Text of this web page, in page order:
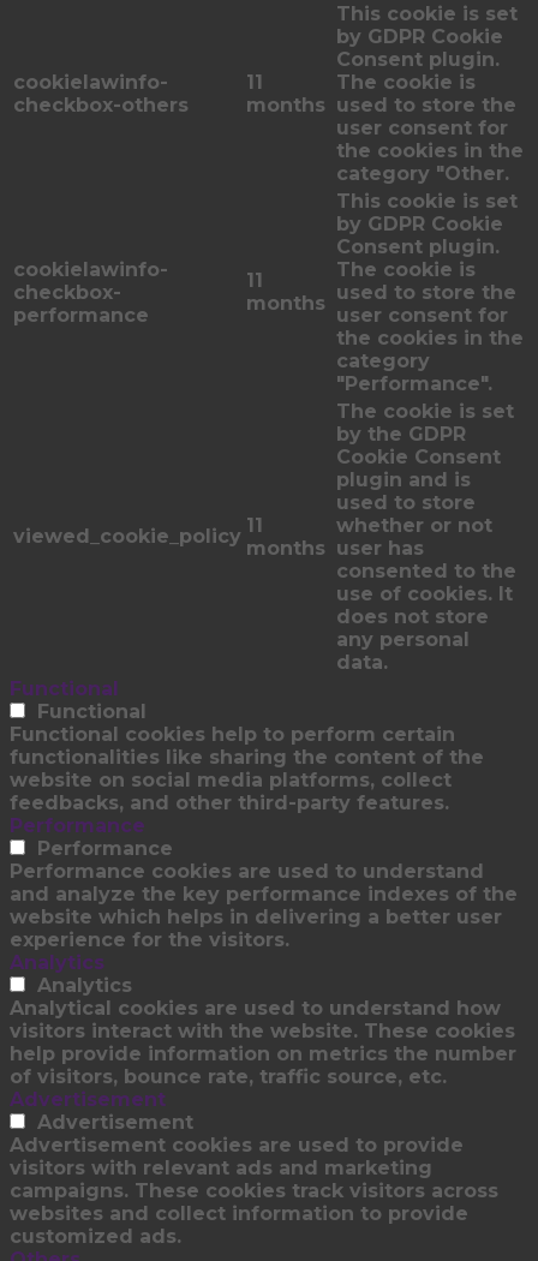
cookielawinfo-
checkbox-others
11
months
This cookie is set
by GDPR Cookie
Consent plugin.
The cookie is
used to store the
user consent for
the cookies in the
category "Other.
cookielawinfo-
checkbox-
performance
11
months
This cookie is set
by GDPR Cookie
Consent plugin.
The cookie is
used to store the
user consent for
the cookies in the
category
"Performance".
viewed_cookie_policy 11
months
The cookie is set
by the GDPR
Cookie Consent
plugin and is
used to store
whether or not
user has
consented to the
use of cookies. It
does not store
any personal
data.
Functional
Functional
Functional cookies help to perform certain
functionalities like sharing the content of the
website on social media platforms, collect
feedbacks, and other third-party features.
Performance
Performance
Performance cookies are used to understand
and analyze the key performance indexes of the
website which helps in delivering a better user
experience for the visitors.
Analytics
Analytics
Analytical cookies are used to understand how
visitors interact with the website. These cookies
help provide information on metrics the number
of visitors, bounce rate, traffic source, etc.
Advertisement
Advertisement
Advertisement cookies are used to provide
visitors with relevant ads and marketing
campaigns. These cookies track visitors across
websites and collect information to provide
customized ads.